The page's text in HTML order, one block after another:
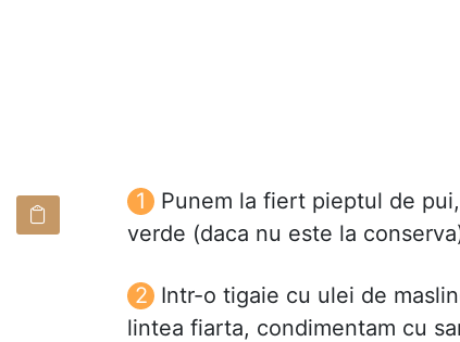
Punem la fiert pieptul de
verde (daca nu este la
Intr-o tigaie cu ulei de
lintea fiarta, condimentam cu